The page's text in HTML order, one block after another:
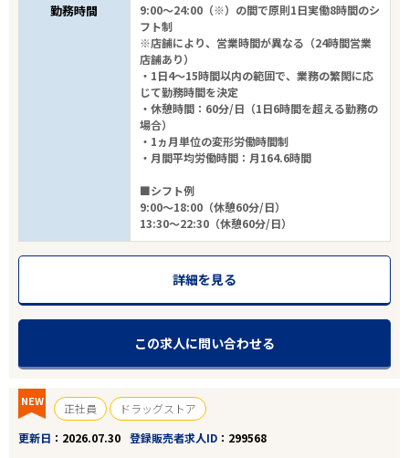
勤務時間
9:00～24:00（※）の間で原則1日実働8時間のシ
フト制
※店舗により、営業時間が異なる（24時間営業
店舗あり）
・1日4～15時間以内の範囲で、業務の繁閑に応
じて勤務時間を決定
・休憩時間：60分/日（1日6時間を超える勤務の
場合）
・1ヵ月単位の変形労働時間制
・月間平均労働時間：月164.6時間
■シフト例
9:00～18:00（休憩60分/日）
13:30～22:30（休憩60分/日）
詳細を見る
この求人に問い合わせる
NEW 正社員
ドラッグストア
更新日
2026.07.30 登録販売者求人ID 299568